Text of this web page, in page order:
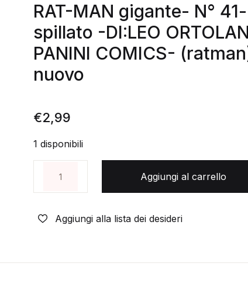
RAT-MAN gigante- N° 41-
spillato -DI:LEO
PANINI COMICS-
nuovo
€2,99
1 disponibili
Aggiungi al carrello
Aggiungi alla lista dei desideri